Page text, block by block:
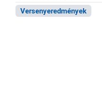
Versenyeredmények